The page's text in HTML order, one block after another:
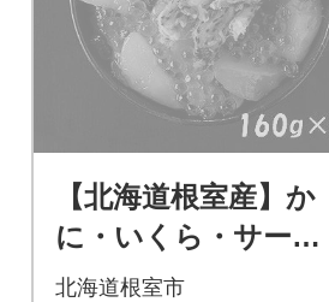
【北海道根室産】か
に・いくら・サーモ
ン・帆立パック160g×
北海道根室市